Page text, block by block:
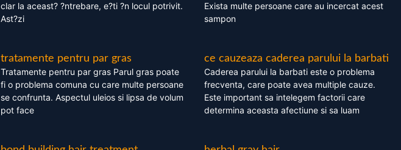
clar la aceast? ?ntrebare, e?ti ?n locul potrivit.
Ast?zi
Exista multe persoane care au incercat acest
sampon
tratamente pentru par gras
Tratamente pentru par gras Parul gras poate
fi o problema comuna cu care multe persoane
se confrunta. Aspectul uleios si lipsa de volum
pot face
ce cauzeaza caderea parului la barbati
Caderea parului la barbati este o problema
frecventa, care poate avea multiple cauze.
Este important sa intelegem factorii care
determina aceasta afectiune si sa luam